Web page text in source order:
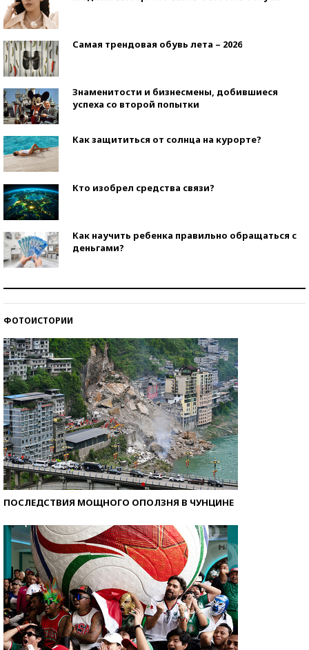
Самая трендовая обувь лета – 2026
Знаменитости и бизнесмены, добившиеся
успеха со второй попытки
Как защититься от солнца на курорте?
Кто изобрел средства связи?
Как научить ребенка правильно обращаться с
деньгами?
ФОТОИСТОРИИ
ПОСЛЕДСТВИЯ МОЩНОГО ОПОЛЗНЯ В ЧУНЦИНЕ